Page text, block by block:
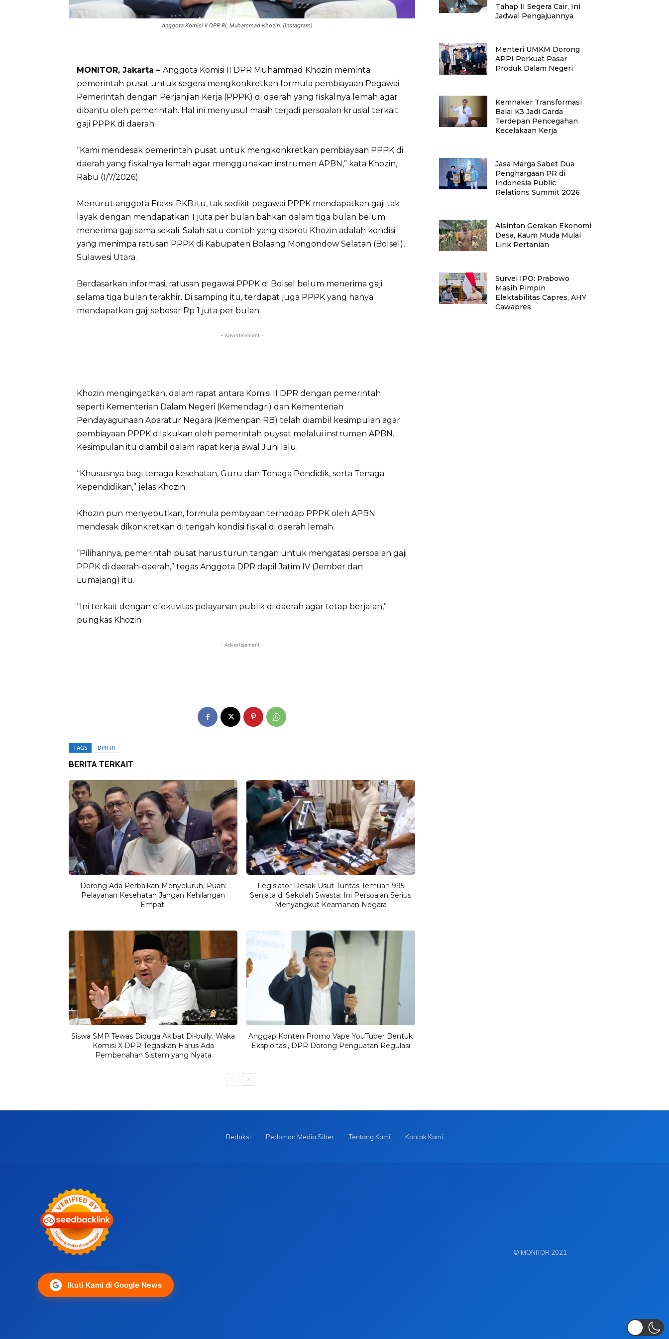
Anggota Komisi II DPR RI, Muhammad Khozin. (instagram)
MONITOR, Jakarta – Anggota Komisi II DPR Muhammad Khozin meminta
pemerintah pusat untuk segera mengkonkretkan formula pembiayaan Pegawai
Pemerintah dengan Perjanjian Kerja (PPPK) di daerah yang fiskalnya lemah agar
dibantu oleh pemerintah. Hal ini menyusul masih terjadi persoalan krusial terkait
gaji PPPK di daerah.
“Kami mendesak pemerintah pusat untuk mengkonkretkan pembiayaan PPPK di
daerah yang fiskalnya lemah agar menggunakan instrumen APBN,” kata Khozin,
Rabu (1/7/2026).
Menurut anggota Fraksi PKB itu, tak sedikit pegawai PPPK mendapatkan gaji tak
layak dengan mendapatkan 1 juta per bulan bahkan dalam tiga bulan belum
menerima gaji sama sekali. Salah satu contoh yang disoroti Khozin adalah kondisi
yang menimpa ratusan PPPK di Kabupaten Bolaang Mongondow Selatan (Bolsel),
Sulawesi Utara.
Berdasarkan informasi, ratusan pegawai PPPK di Bolsel belum menerima gaji
selama tiga bulan terakhir. Di samping itu, terdapat juga PPPK yang hanya
mendapatkan gaji sebesar Rp 1 juta per bulan.
- Advertisement -
Khozin mengingatkan, dalam rapat antara Komisi II DPR dengan pemerintah
seperti Kementerian Dalam Negeri (Kemendagri) dan Kementerian
Pendayagunaan Aparatur Negara (Kemenpan RB) telah diambil kesimpulan agar
pembiayaan PPPK dilakukan oleh pemerintah puysat melalui instrumen APBN.
Kesimpulan itu diambil dalam rapat kerja awal Juni lalu.
“Khususnya bagi tenaga kesehatan, Guru dan Tenaga Pendidik, serta Tenaga
Kependidikan,” jelas Khozin.
Khozin pun menyebutkan, formula pembiyaan terhadap PPPK oleh APBN
mendesak dikonkretkan di tengah kondisi fiskal di daerah lemah.
“Pilihannya, pemerintah pusat harus turun tangan untuk mengatasi persoalan gaji
PPPK di daerah-daerah,” tegas Anggota DPR dapil Jatim IV (Jember dan
Lumajang) itu.
“Ini terkait dengan efektivitas pelayanan publik di daerah agar tetap berjalan,”
pungkas Khozin.
- Advertisement -
TAGS DPR RI
BERITA TERKAIT
Dorong Ada Perbaikan Menyeluruh, Puan:
Pelayanan Kesehatan Jangan Kehilangan
Empati
Legislator Desak Usut Tuntas Temuan 995
Senjata di Sekolah Swasta: Ini Persoalan Serius
Menyangkut Keamanan Negara
Siswa SMP Tewas Diduga Akibat Di-bully, Waka
Komisi X DPR Tegaskan Harus Ada
Pembenahan Sistem yang Nyata
Anggap Konten Promo Vape YouTuber Bentuk
Eksploitasi, DPR Dorong Penguatan Regulasi
Tahap II Segera Cair, Ini
Jadwal Pengajuannya
Menteri UMKM Dorong
APPI Perkuat Pasar
Produk Dalam Negeri
Kemnaker Transformasi
Balai K3 Jadi Garda
Terdepan Pencegahan
Kecelakaan Kerja
Jasa Marga Sabet Dua
Penghargaan PR di
Indonesia Public
Relations Summit 2026
Alsintan Gerakan Ekonomi
Desa, Kaum Muda Mulai
Lirik Pertanian
Survei IPO: Prabowo
Masih Pimpin
Elektabilitas Capres, AHY
Cawapres
Redaksi Pedoman Media Siber Tentang Kami Kontak Kami
Ikuti Kami di Google News
© MONITOR 2021